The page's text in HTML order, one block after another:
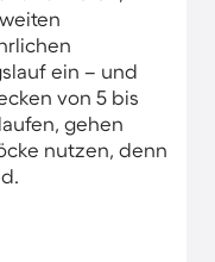
ein – und
von 5 bis
gehen
nutzen, denn